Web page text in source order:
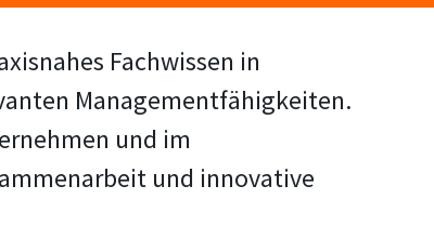
Fachwissen in
Managementfähigkeiten.
und im
und innovative